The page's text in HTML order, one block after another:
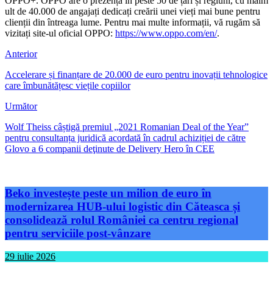
ult de 40.000 de angajați dedicați creării unei vieți mai bune pentru
clienții din întreaga lume. Pentru mai multe informații, vă rugăm să
vizitați site-ul oficial OPPO: https://www.oppo.com/en/.
Anterior
Accelerare și finanțare de 20.000 de euro pentru inovații tehnologice
care îmbunătățesc viețile copiilor
Următor
Wolf Theiss câștigă premiul „2021 Romanian Deal of the Year”
pentru consultanța juridică acordată în cadrul achiziției de către
Glovo a 6 companii deţinute de Delivery Hero în CEE
Beko investește peste un milion de euro în
modernizarea HUB-ului logistic din Căteasca și
consolidează rolul României ca centru regional
pentru serviciile post-vânzare
29 iulie 2026